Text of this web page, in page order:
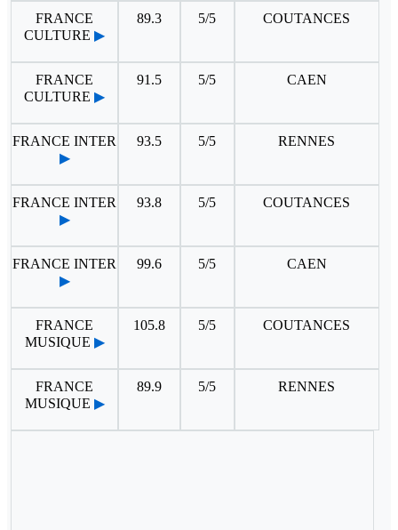
FRANCE
CULTURE ▶
89.3 5/5 COUTANCES
FRANCE
CULTURE ▶
91.5 5/5 CAEN
FRANCE INTER
▶
93.5 5/5 RENNES
FRANCE INTER
▶
93.8 5/5 COUTANCES
FRANCE INTER
▶
99.6 5/5 CAEN
FRANCE
MUSIQUE ▶
105.8 5/5 COUTANCES
FRANCE
MUSIQUE ▶
89.9 5/5 RENNES